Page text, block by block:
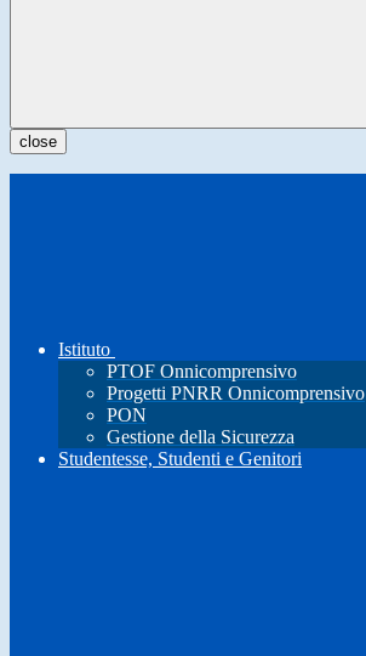
close
Istituto
PTOF Onnicomprensivo
Progetti PNRR Onnicomprensivo
PON
Gestione della Sicurezza
Studentesse, Studenti e Genitori